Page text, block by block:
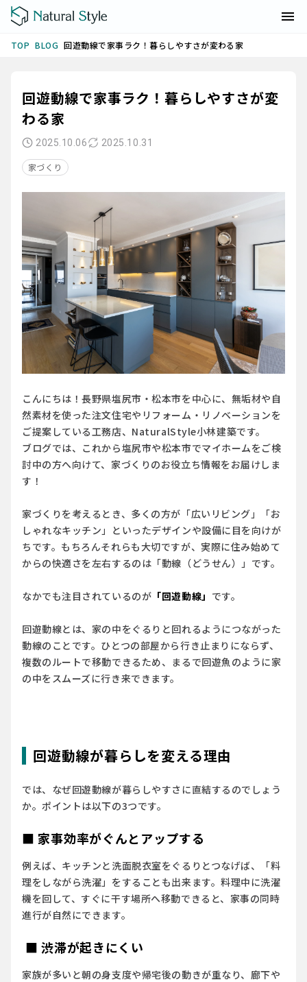
TOP BLOG 回遊動線で家事ラク！暮らしやすさが変わる家
回遊動線で家事ラク！暮らしやすさが変
わる家
2025.10.06 2025.10.31
家づくり
こんにちは！長野県塩尻市・松本市を中心に、無垢材や自
然素材を使った注文住宅やリフォーム・リノベーションを
ご提案している工務店、NaturalStyle小林建築です。
ブログでは、これから塩尻市や松本市でマイホームをご検
討中の方へ向けて、家づくりのお役立ち情報をお届けしま
す！
家づくりを考えるとき、多くの方が「広いリビング」「お
しゃれなキッチン」といったデザインや設備に目を向けが
ちです。もちろんそれらも大切ですが、実際に住み始めて
からの快適さを左右するのは「動線（どうせん）」です。
なかでも注目されているのが 「回遊動線」 です。
回遊動線とは、家の中をぐるりと回れるようにつながった
動線のことです。ひとつの部屋から行き止まりにならず、
複数のルートで移動できるため、まるで回遊魚のように家
の中をスムーズに行き来できます。
回遊動線が暮らしを変える理由
では、なぜ回遊動線が暮らしやすさに直結するのでしょう
か。ポイントは以下の3つです。
■ 家事効率がぐんとアップする
例えば、キッチンと洗面脱衣室をぐるりとつなげば、「料
理をしながら洗濯」をすることも出来ます。料理中に洗濯
機を回して、すぐに干す場所へ移動できると、家事の同時
進行が自然にできます。
■ 渋滞が起きにくい
家族が多いと朝の身支度や帰宅後の動きが重なり、廊下や